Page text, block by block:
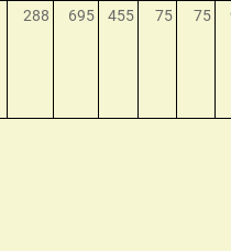
288 695 455 75 75